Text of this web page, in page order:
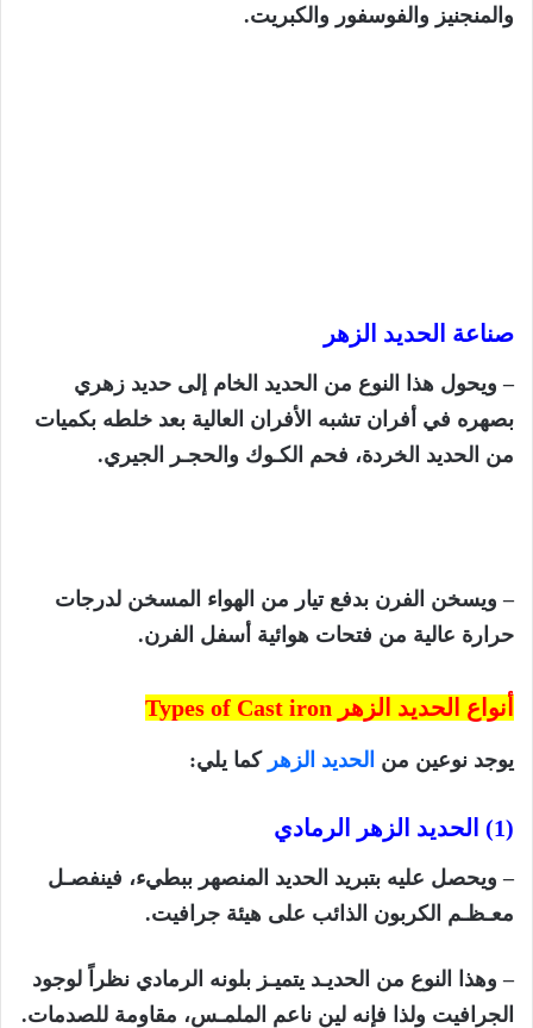
والمنجنيز والفوسفور والكبريت.
صناعة الحديد الزهر
– ويحول هذا النوع من الحديد الخام إلى حديد زهري
بصهره في أفران تشبه الأفران العالية بعد خلطه بكميات
من الحديد الخردة، فحم الكـوك والحجـر الجيري.
– ويسخن الفرن بدفع تيار من الهواء المسخن لدرجات
حرارة عالية من فتحات هوائية أسفل الفرن.
أنواع الحديد الزهر Types of Cast iron
يوجد نوعين من الحديد الزهر كما يلي:
(1) الحديد الزهر الرمادي
– ويحصل عليه بتبريد الحديد المنصهر ببطيء، فينفصـل
معـظـم الكربون الذائب على هيئة جرافيت.
– وهذا النوع من الحديـد يتميـز بلونه الرمادي نظراً لوجود
الجرافيت ولذا فإنه لين ناعم الملمـس، مقاومة للصدمات.